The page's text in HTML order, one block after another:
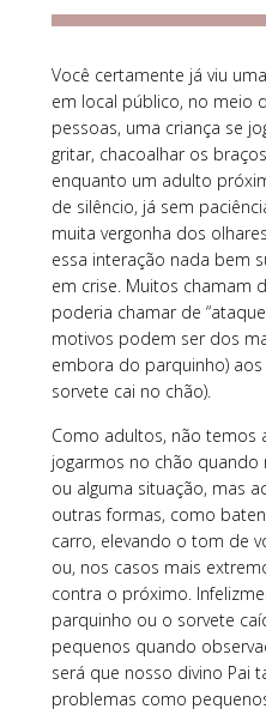
Você certamente já viu
em local público, no meio
pessoas, uma criança se
gritar, chacoalhar os
enquanto um adulto
de silêncio, já sem
muita vergonha dos
essa interação nada bem
em crise. Muitos chamam
poderia chamar de
motivos podem ser dos
embora do parquinho)
sorvete cai no chão).
Como adultos, não temos
jogarmos no chão
ou alguma situação, mas
outras formas, como
carro, elevando o tom de
ou, nos casos mais
contra o próximo.
parquinho ou o sorvete
pequenos quando
será que nosso divino Pai
problemas como